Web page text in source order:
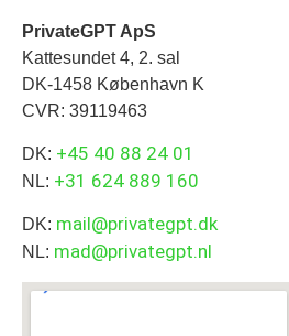
PrivateGPT ApS
Kattesundet 4, 2. sal
DK-1458 København K
CVR: 39119463
DK: +45 40 88 24 01
NL: +31 624 889 160
DK: mail@privategpt.dk
NL: mad@privategpt.nl